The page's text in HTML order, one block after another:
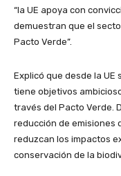
“la UE apoya con
demuestran que el
Pacto Verde”.
Explicó que desde la
tiene objetivos
través del Pacto Verde.
reducción de emisiones
reduzcan los impactos
conservación de la